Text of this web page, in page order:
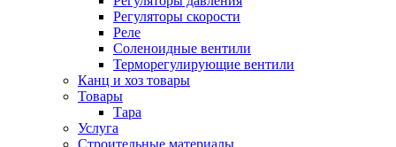
Регуляторы скорости
Реле
Соленоидные вентили
Терморегулирующие вентили
Канц и хоз товары
Товары
Тара
Услуга
Строительные материалы